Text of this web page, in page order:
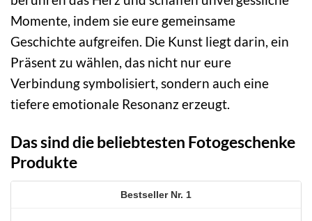
Momente, indem sie eure gemeinsame
Geschichte aufgreifen. Die Kunst liegt darin, ein
Präsent zu wählen, das nicht nur eure
Verbindung symbolisiert, sondern auch eine
tiefere emotionale Resonanz erzeugt.
Das sind die beliebtesten Fotogeschenke
Produkte
1